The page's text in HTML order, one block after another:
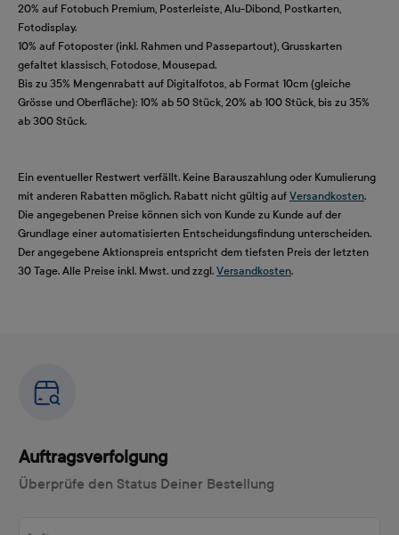
20% auf Fotobuch Premium, Posterleiste, Alu-Dibond, Postkarten,
Fotodisplay.
10% auf Fotoposter (inkl. Rahmen und Passepartout), Grusskarten
gefaltet klassisch, Fotodose, Mousepad.
Bis zu 35% Mengenrabatt auf Digitalfotos, ab Format 10cm (gleiche
Grösse und Oberfläche): 10% ab 50 Stück, 20% ab 100 Stück, bis zu 35%
ab 300 Stück.
Ein eventueller Restwert verfällt. Keine Barauszahlung oder Kumulierung
mit anderen Rabatten möglich. Rabatt nicht gültig auf Versandkosten.
Die angegebenen Preise können sich von Kunde zu Kunde auf der
Grundlage einer automatisierten Entscheidungsfindung unterscheiden.
Der angegebene Aktionspreis entspricht dem tiefsten Preis der letzten
30 Tage. Alle Preise inkl. Mwst. und zzgl. Versandkosten.
Auftragsverfolgung
Überprüfe den Status Deiner Bestellung